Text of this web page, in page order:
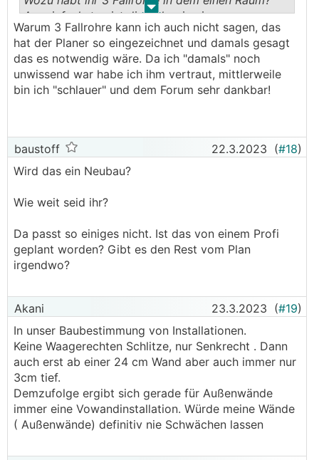
. .
Am einfachsten ist die Rohre in einer
Trockenbau-Vorsatzschale verschwinden zu
lassen.
Warum 3 Fallrohre kann ich auch nicht sagen, das
hat der Planer so eingezeichnet und damals gesagt
das es notwendig wäre. Da ich "damals" noch
unwissend war habe ich ihm vertraut, mittlerweile
bin ich "schlauer" und dem Forum sehr dankbar!
baustoff 22.3.2023 (#18)
Wird das ein Neubau?
Wie weit seid ihr?
Da passt so einiges nicht. Ist das von einem Profi
geplant worden? Gibt es den Rest vom Plan
irgendwo?
Akani 23.3.2023 (#19)
In unser Baubestimmung von Installationen.
Keine Waagerechten Schlitze, nur Senkrecht . Dann
auch erst ab einer 24 cm Wand aber auch immer nur
3cm tief.
Demzufolge ergibt sich gerade für Außenwände
immer eine Vowandinstallation. Würde meine Wände
( Außenwände) definitiv nie Schwächen lassen